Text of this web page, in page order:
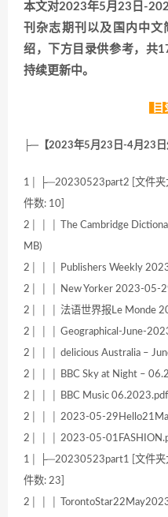
本文对2023年5月23日-
刊杂志期刊以及国内中
绍，下方目录供参考，共
持续更新中。
目
├─【2023年5月23日-4月23日
1│ ├─20230523part2 [文件夹
件数: 10]
2│ │ │ The Cambridge
MB)
2│ │ │ Publishers Weekly
2│ │ │ New Yorker 2023-05-
2│ │ │ 法语世界报Le Monde
2│ │ │ Geographical-June-
2│ │ │ delicious Australia –
2│ │ │ BBC Sky at Night –
2│ │ │ BBC Music
2│ │ │ 2023-05-
2│ │ │ 2023-05-
1│ ├─20230523part1 [文件夹
件数: 23]
2│ │ │